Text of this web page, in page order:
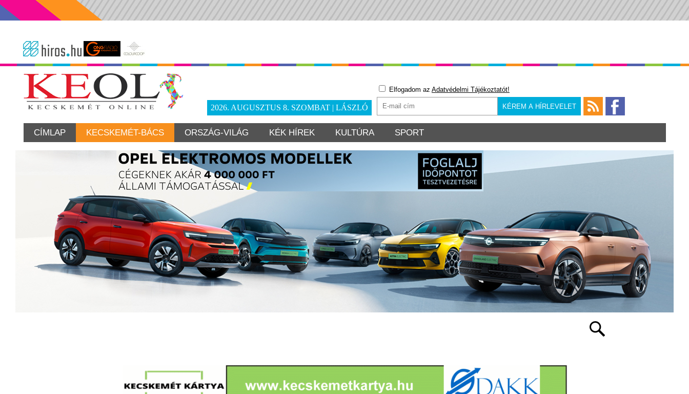
2026. AUGUSZTUS 8. SZOMBAT | LÁSZLÓ
Elfogadom az Adatvédelmi Tájékoztatót!
CÍMLAP KECSKEMÉT-BÁCS ORSZÁG-VILÁG KÉK HÍREK KULTÚRA SPORT